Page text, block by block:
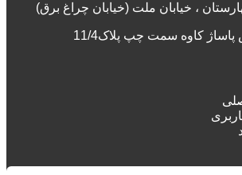
، خیابان ملت (خیابان چراغ برق)
کاوه سمت چپ پلاک11/4